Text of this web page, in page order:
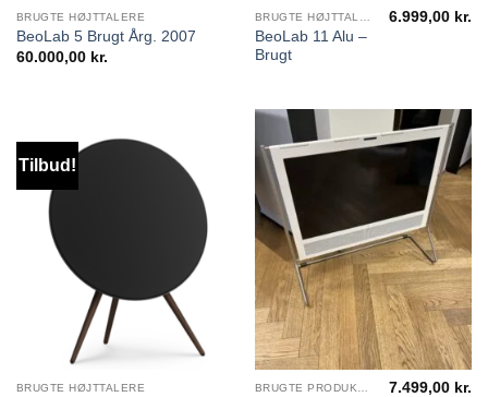
BRUGTE HØJTTALERE
BeoLab 5 Brugt Årg. 2007
60.000,00 kr.
BeoLab 11 Alu –
Brugt
6.999,00 kr.
Tilbud!
BRUGTE HØJTTALERE 7.499,00 kr.